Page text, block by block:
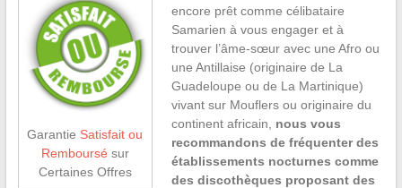
Garantie Satisfait ou
Remboursé sur
Certaines Offres
encore prêt comme célibataire
Samarien à vous engager et à
trouver l’âme-sœur avec une Afro ou
une Antillaise (originaire de La
Guadeloupe ou de La Martinique)
vivant sur Mouflers ou originaire du
continent africain, nous vous
recommandons de fréquenter des
établissements nocturnes comme
des discothèques proposant des